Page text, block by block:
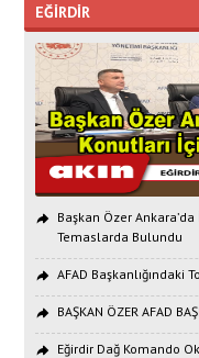
EĞİRDİR
Başkan Özer
Temaslarda Bulundu
AFAD Başkanlığındaki
BAŞKAN ÖZER AFAD
Eğirdir Dağ Komando